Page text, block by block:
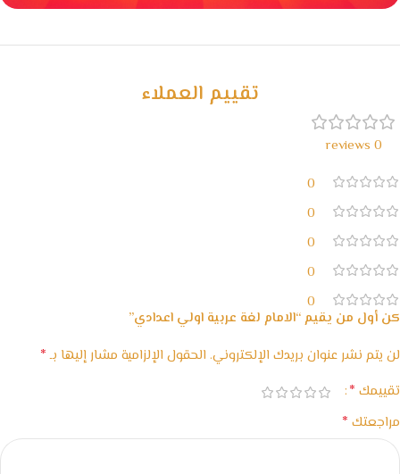
خصومات كبيرة
تقييم العملاء
0 reviews
0
0
0
0
0
كن أول من يقيم “الامام لغة عربية اولي اعدادي”
لن يتم نشر عنوان بريدك الإلكتروني. الحقول الإلزامية مشار إليها بـ*
تقييمك *
مراجعتك *